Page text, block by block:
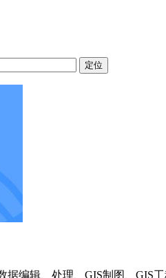
定位
编辑、处理、GIS制图、